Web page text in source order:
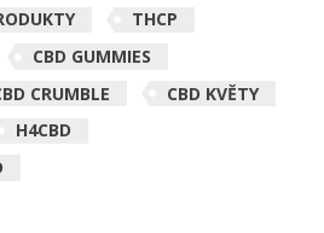
THCP
CBD GUMMIES
CRUMBLE
CBD KVĚTY
H4CBD